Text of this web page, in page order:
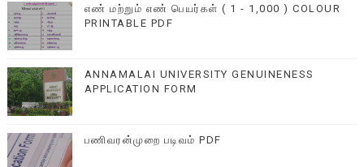
எண் மற்றும் எண் பெயர்கள் ( 1 - 1,000 ) COLOUR
PRINTABLE PDF
ANNAMALAI UNIVERSITY GENUINENESS
APPLICATION FORM
பணிவரன்முறை படிவம் PDF